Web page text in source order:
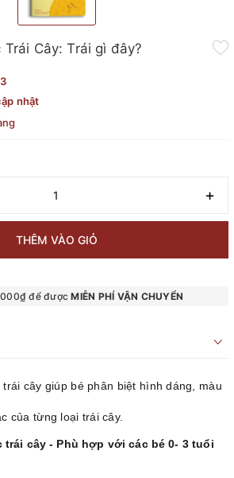
Cây: Trái gì đây?
nhật
+
THÊM VÀO GIỎ
để đượcMIỄN PHÍ VẬN CHUYỂN
cây giúp bé phân biệt hình dáng, màu
của từng loại trái cây.
trái cây - Phù hợp với các bé 0- 3 tuổi